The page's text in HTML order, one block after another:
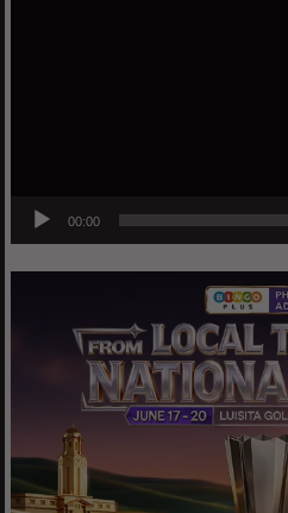
00:00